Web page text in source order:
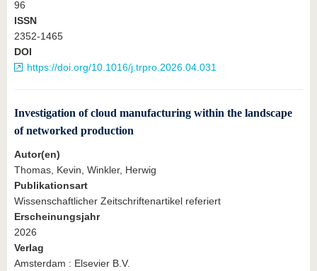
96
ISSN
2352-1465
DOI
https://doi.org/10.1016/j.trpro.2026.04.031
Investigation of cloud manufacturing within the landscape
of networked production
Autor(en)
Thomas, Kevin, Winkler, Herwig
Publikationsart
Wissenschaftlicher Zeitschriftenartikel referiert
Erscheinungsjahr
2026
Verlag
Amsterdam : Elsevier B.V.